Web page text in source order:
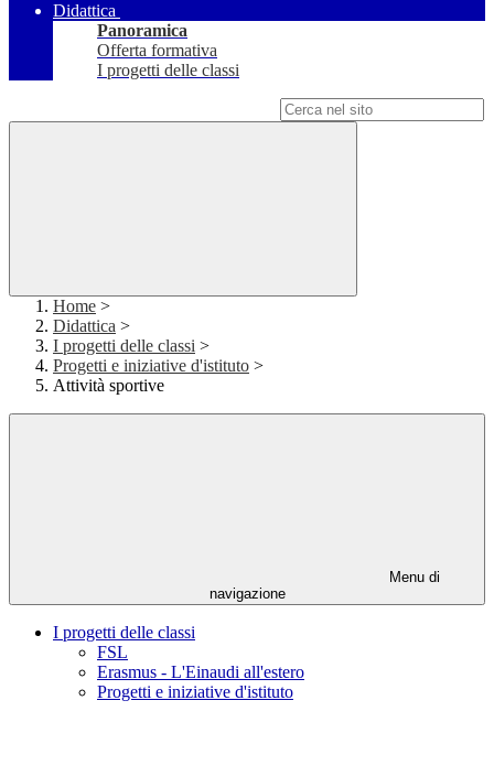
Didattica
Panoramica
Offerta formativa
I progetti delle classi
Home >
Didattica >
I progetti delle classi >
Progetti e iniziative d'istituto >
Attività sportive
Menu di
navigazione
I progetti delle classi
FSL
Erasmus - L'Einaudi all'estero
Progetti e iniziative d'istituto